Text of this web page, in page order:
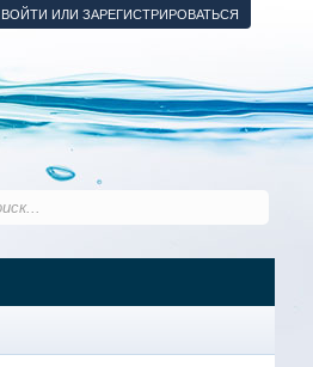
ВОЙТИ ИЛИ ЗАРЕГИСТРИРОВАТЬСЯ